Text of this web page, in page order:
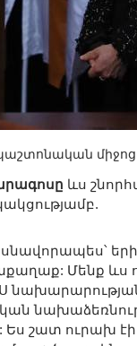
ևս
Մենք ևս
շատ ուրախ